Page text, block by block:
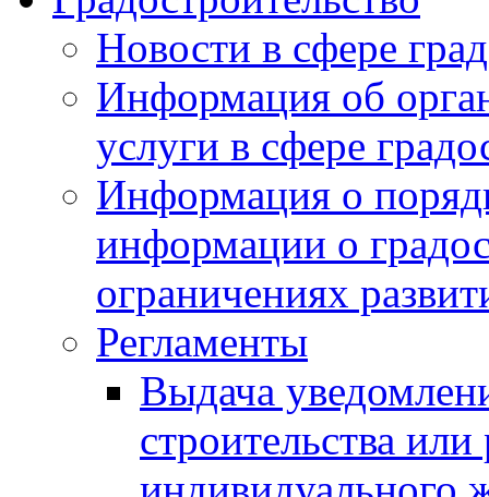
Новости в сфере
Информация об
услуги в сфере
Информация о
информации о
ограничениях
Регламенты
Выдача
строительства